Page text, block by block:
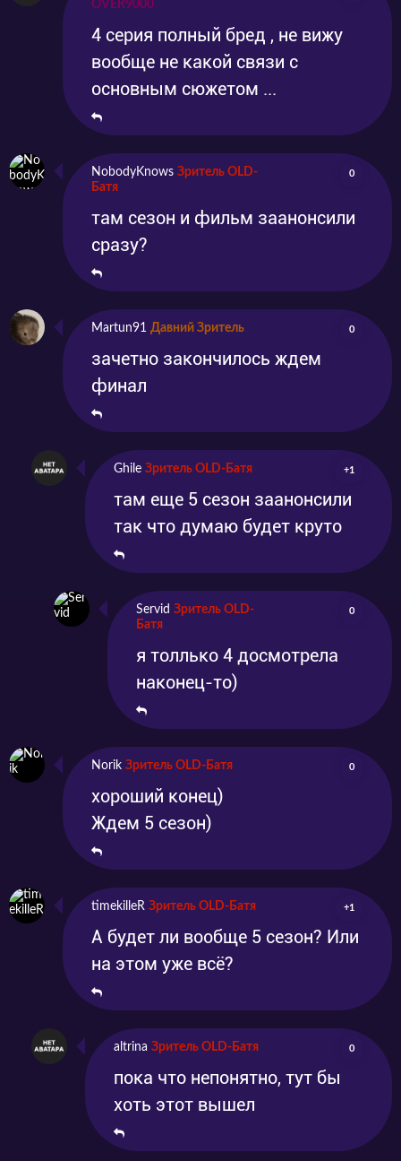
OVER9000
4 серия полный бред , не вижу
вообще не какой связи с
основным сюжетом ...
NobodyKnows Зритель OLD-
Батя
0
там сезон и фильм заанонсили
сразу?
Martun91 Давний Зритель 0
зачетно закончилось ждем
финал
Ghile Зритель OLD-Батя +1
там еще 5 сезон заанонсили
так что думаю будет круто
Servid Зритель OLD-
Батя
0
я толлько 4 досмотрела
наконец-то)
Norik Зритель OLD-Батя 0
хороший конец)
Ждем 5 сезон)
timekilleR Зритель OLD-Батя +1
А будет ли вообще 5 сезон? Или
на этом уже всё?
altrina Зритель OLD-Батя 0
пока что непонятно, тут бы
хоть этот вышел